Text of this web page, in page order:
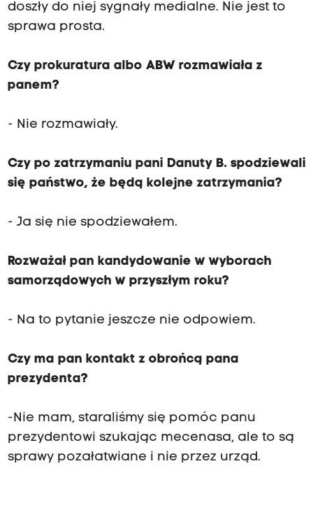
doszły do niej sygnały medialne. Nie jest to
sprawa prosta.
Czy prokuratura albo ABW rozmawiała z
panem?
- Nie rozmawiały.
Czy po zatrzymaniu pani Danuty B. spodziewali
się państwo, że będą kolejne zatrzymania?
- Ja się nie spodziewałem.
Rozważał pan kandydowanie w wyborach
samorządowych w przyszłym roku?
- Na to pytanie jeszcze nie odpowiem.
Czy ma pan kontakt z obrońcą pana
prezydenta?
-Nie mam, staraliśmy się pomóc panu
prezydentowi szukając mecenasa, ale to są
sprawy pozałatwiane i nie przez urząd.